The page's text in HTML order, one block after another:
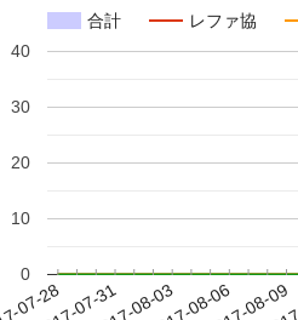
合計 レファ協
0
10
20
30
40